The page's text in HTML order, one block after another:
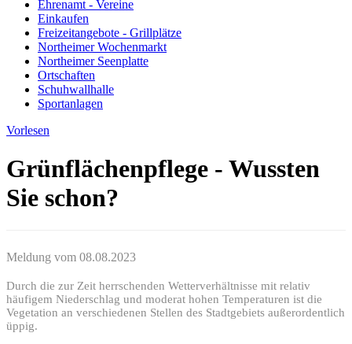
Ehrenamt - Vereine
Einkaufen
Freizeitangebote - Grillplätze
Northeimer Wochenmarkt
Northeimer Seenplatte
Ortschaften
Schuhwallhalle
Sportanlagen
Vorlesen
Grünflächenpflege - Wussten
Sie schon?
Meldung vom 08.08.2023
Durch die zur Zeit herrschenden Wetterverhältnisse mit relativ
häufigem Niederschlag und moderat hohen Temperaturen ist die
Vegetation an verschiedenen Stellen des Stadtgebiets außerordentlich
üppig.